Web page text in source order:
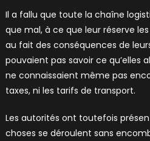
Il a fallu que toute la chaîne
que mal, à ce que leur réserve
au fait des conséquences de
pouvaient pas savoir ce qu’elles
ne connaissaient même pas
taxes, ni les tarifs de transport.
Les autorités ont toutefois
choses se déroulent sans